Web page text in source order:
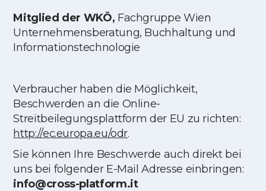
Mitglied der WKÖ, Fachgruppe Wien
Unternehmensberatung, Buchhaltung und
Informationstechnologie
Verbraucher haben die Möglichkeit,
Beschwerden an die Online-
Streitbeilegungsplattform der EU zu richten:
http://ec.europa.eu/odr.
Sie können Ihre Beschwerde auch direkt bei
uns bei folgender E-Mail Adresse einbringen:
info@cross-platform.it